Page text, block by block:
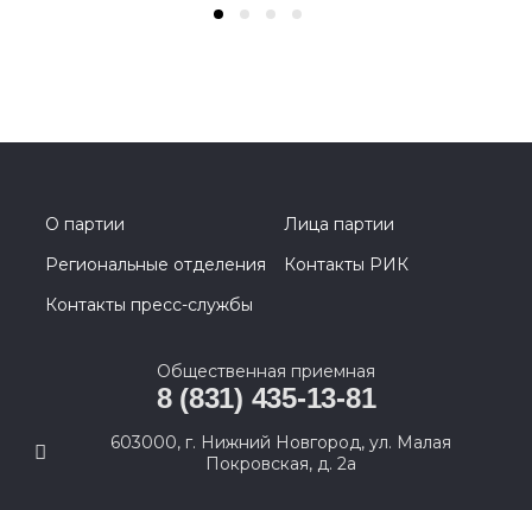
О партии
Лица партии
Региональные отделения
Контакты РИК
Контакты пресс-службы
Общественная приемная
8 (831) 435-13-81
603000, г. Нижний Новгород, ул. Малая
Покровская, д. 2а